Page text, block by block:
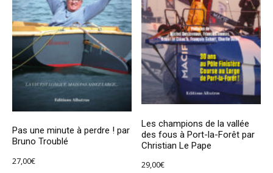
Pas une minute à perdre ! par
Bruno Troublé
27,00€
Les champions de la vallée
des fous à Port-la-Forêt par
Christian Le Pape
29,00€